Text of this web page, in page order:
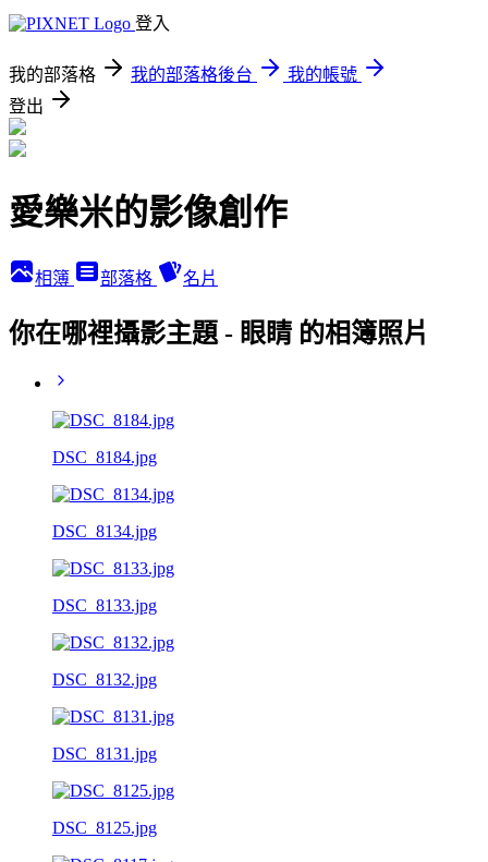
登入
我的部落格 我的部落格後台
我的帳號
登出
愛樂米的影像創作
相簿 部落格 名片
你在哪裡攝影主題 - 眼睛 的相簿照片
DSC_8184.jpg
DSC_8134.jpg
DSC_8133.jpg
DSC_8132.jpg
DSC_8131.jpg
DSC_8125.jpg